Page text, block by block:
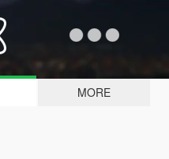
MORE